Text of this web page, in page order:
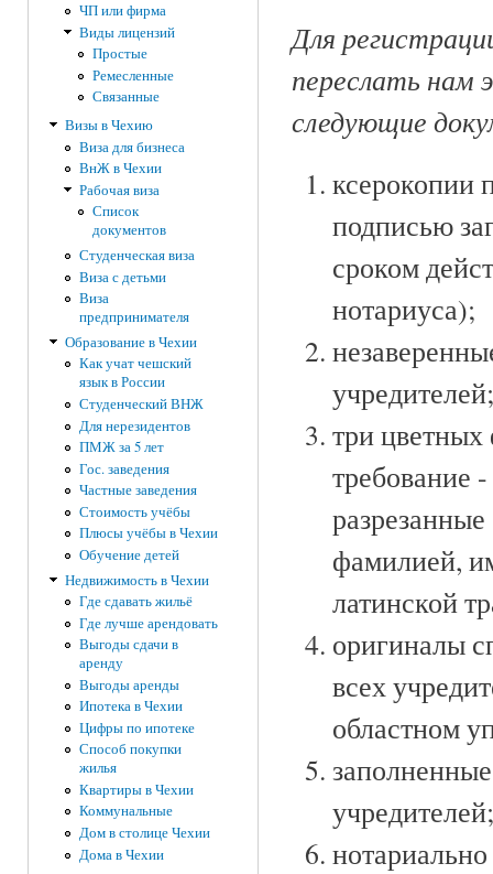
ЧП или фирма
Виды лицензий
Простые
Ремесленные
Связанные
Визы в Чехию
Виза для бизнеса
ВнЖ в Чехии
Рабочая виза
Список
документов
Студенческая виза
Виза с детьми
Виза
предпринимателя
Образование в Чехии
Как учат чешский
язык в России
Студенческий ВНЖ
Для нерезидентов
ПМЖ за 5 лет
Гос. заведения
Частные заведения
Стоимость учёбы
Плюсы учёбы в Чехии
Обучение детей
Недвижимость в Чехии
Где сдавать жильё
Где лучше арендовать
Выгоды сдачи в
аренду
Выгоды аренды
Ипотека в Чехии
Цифры по ипотеке
Способ покупки
жилья
Квартиры в Чехии
Коммунальные
Дом в столице Чехии
Дома в Чехии
Для
переслать нам
следующие
ксерокопии
подписью
сроком
нотариуса);
три
требование
фамилией,
латинской
оригиналы
всех
областном